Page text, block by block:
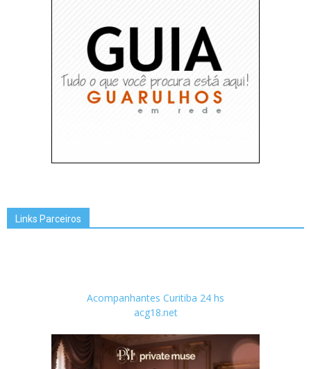
Links Parceiros
Acompanhantes Curitiba 24 hs
acg18.net